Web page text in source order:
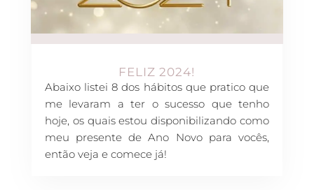
FELIZ 2024!
Abaixo listei 8 dos hábitos que pratico que
me levaram a ter o sucesso que tenho
hoje, os quais estou disponibilizando como
meu presente de Ano Novo para vocês,
então veja e comece já!